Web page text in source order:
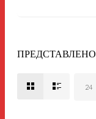
ПРЕДСТАВЛЕНО
24